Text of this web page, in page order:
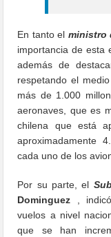
En tanto el ministro
importancia de esta
además de
respetando el
más de 1.000
aeronaves, que es
chilena que está
aproximadamente
cada uno de los
Por su parte, el
Dominguez ,
vuelos a nivel
que se han